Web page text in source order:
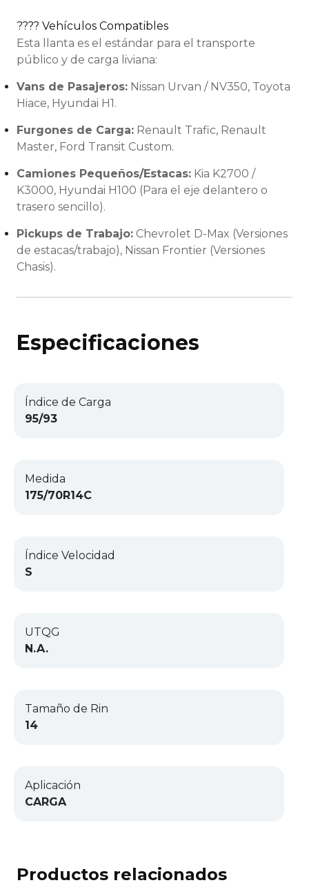
???? Vehículos Compatibles
Esta llanta es el estándar para el transporte
público y de carga liviana:
Vans de Pasajeros: Nissan Urvan / NV350, Toyota
Hiace, Hyundai H1.
Furgones de Carga: Renault Trafic, Renault
Master, Ford Transit Custom.
Camiones Pequeños/Estacas: Kia K2700 /
K3000, Hyundai H100 (Para el eje delantero o
trasero sencillo).
Pickups de Trabajo: Chevrolet D-Max (Versiones
de estacas/trabajo), Nissan Frontier (Versiones
Chasis).
Especificaciones
Índice de Carga
95/93
Medida
175/70R14C
Índice Velocidad
S
UTQG
N.A.
Tamaño de Rin
14
Aplicación
CARGA
Productos relacionados